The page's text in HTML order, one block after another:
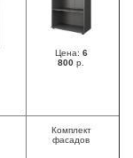
Цена: 6
800 р.
Комплект
фасадов